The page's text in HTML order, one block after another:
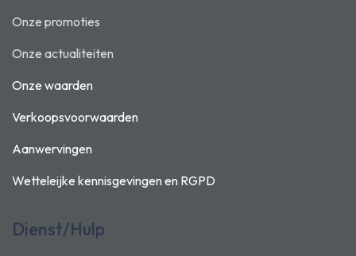
Onze promoties
Onze actualiteiten
Onze waarden
Verkoopsvoorwaarden
Aanwervingen
Wetteleijke kennisgevingen en RGPD
Dienst/Hulp